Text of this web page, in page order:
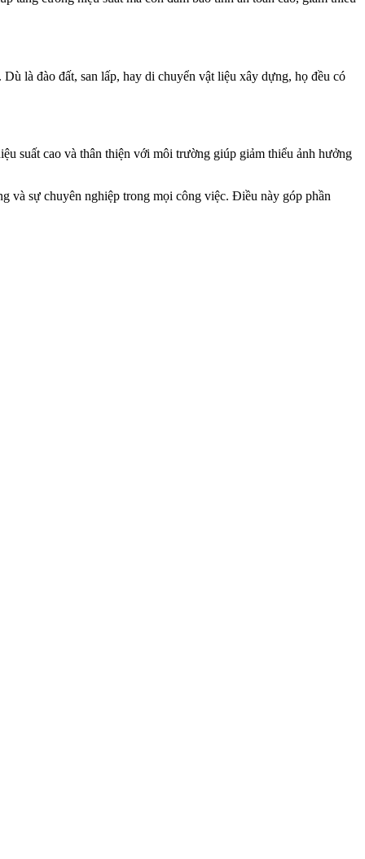
là đào đất, san lấp, hay di chuyển vật liệu xây dựng, họ đều có
suất cao và thân thiện với môi trường giúp giảm thiểu ảnh hưởng
và sự chuyên nghiệp trong mọi công việc. Điều này góp phần